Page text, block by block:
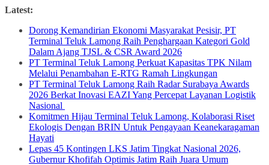
Skip
content
Latest:
Dorong Kemandirian Ekonomi Masyarakat Pesisir, PT
Terminal Teluk Lamong Raih Penghargaan Kategori Gold
Dalam Ajang TJSL & CSR Award 2026
PT Terminal Teluk Lamong Perkuat Kapasitas TPK Nilam
Melalui Penambahan E-RTG Ramah Lingkungan
PT Terminal Teluk Lamong Raih Radar Surabaya Awards
2026 Berkat Inovasi EAZI Yang Percepat Layanan Logistik
Nasional
Komitmen Hijau Terminal Teluk Lamong, Kolaborasi Riset
Ekologis Dengan BRIN Untuk Pengayaan Keanekaragaman
Hayati
Lepas 45 Kontingen LKS Jatim Tingkat Nasional 2026,
Gubernur Khofifah Optimis Jatim Raih Juara Umum